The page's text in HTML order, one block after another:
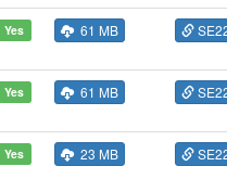
Yes 61 MB
Yes 61 MB
Yes 23 MB